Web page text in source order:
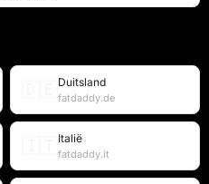
Duitsland
fatdaddy.de
Italië
fatdaddy.it